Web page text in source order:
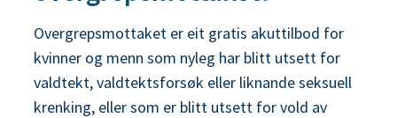
Overgrepsmottaket er eit gratis akuttilbod for
kvinner og menn som nyleg har blitt utsett for
valdtekt, valdtektsforsøk eller liknande seksuell
krenking, eller som er blitt utsett for vold av